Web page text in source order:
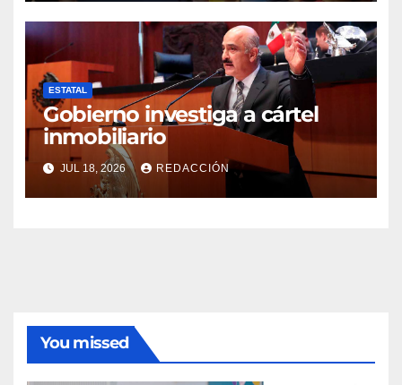
ESTATAL
Gobierno investiga a cártel
inmobiliario
JUL 18, 2026 REDACCIÓN
You missed